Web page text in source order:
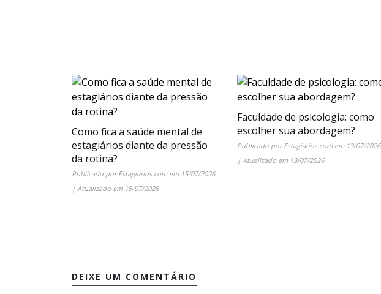
Como fica a saúde mental de
estagiários diante da pressão
da rotina?
Publicado porEstagiarios.comem 15/07/2026
| Atualizado em 15/07/2026
Faculdade de psicologia: como
escolher sua abordagem?
Publicado porEstagiarios.comem 13/07/2026
| Atualizado em 13/07/2026
DEIXE UM COMENTÁRIO